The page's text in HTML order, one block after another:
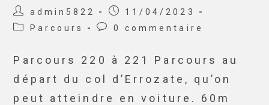
admin5822
11/04/2023
Parcours
0 commentaire
Parcours 220 à 221 Parcours au
départ du col d’Errozate, qu’on
peut atteindre en voiture. 60m